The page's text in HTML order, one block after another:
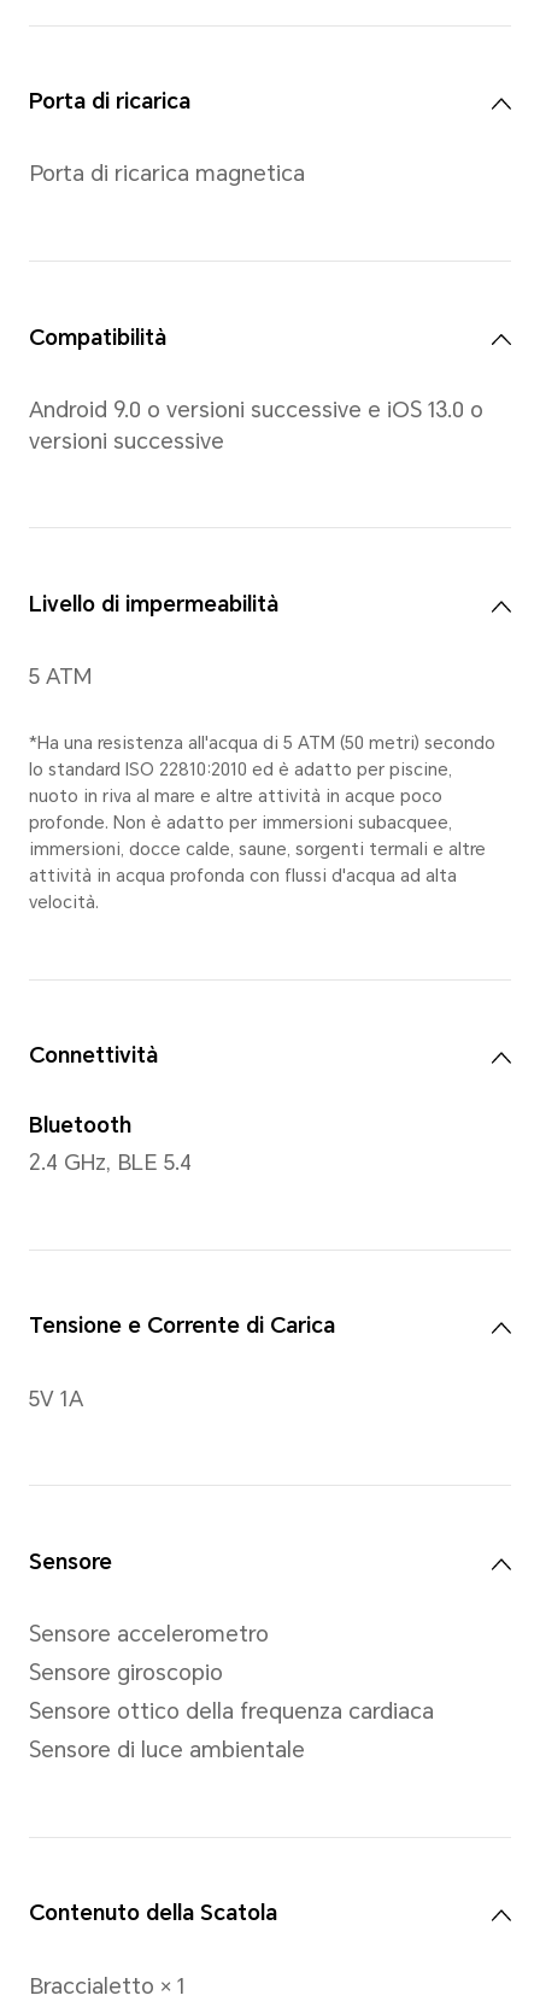
prodotto effettivo.
Display
Dimensioni
1.57-pollici
257 x 402pixels, 302PPI
Tipo
AMOLED
Design
Materiali
Materiali polimerici durevoli
TPU strap， Nylon Strap
Porta di ricarica